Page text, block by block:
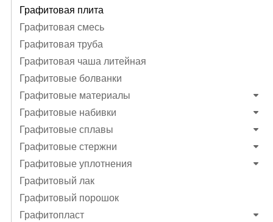
Графитовая плита
Графитовая смесь
Графитовая труба
Графитовая чаша литейная
Графитовые болванки
Графитовые материалы
Графитовые набивки
Графитовые сплавы
Графитовые стержни
Графитовые уплотнения
Графитовый лак
Графитовый порошок
Графитопласт